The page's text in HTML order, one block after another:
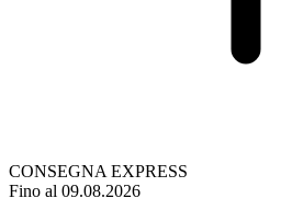
CONSEGNA EXPRESS
Fino al 09.08.2026